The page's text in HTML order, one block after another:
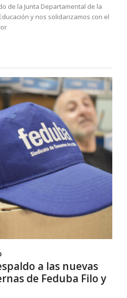
de la Junta Departamental de la
y nos solidarizamos con el
a las nuevas
de Feduba Filo y